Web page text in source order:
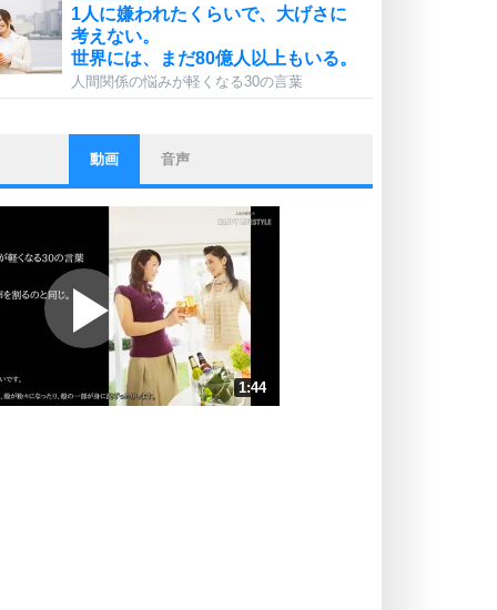
1人に嫌われたくらいで、大げさに
考えない。
世界には、まだ80億人以上もいる。
人間関係の悩みが軽くなる30の言葉
ストレス対策
他人と比べない。
いっそのこと、他人を見ない。
プラス思考
ポジティブになれない原因は、行動
しないから。
ポジティブ思考になる30の方法
ストレス対策
人生、なんとかなるもの。
動画 音声
1:44